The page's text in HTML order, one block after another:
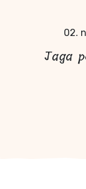
02.
Jaga